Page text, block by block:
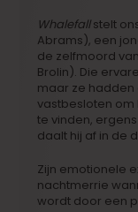
Whalefallstelt
Abrams), een
de zelfmoord
Brolin). Die
maar ze hadden
vastbesloten om
te vinden,
daalt hij af in de
Zijn emotionele
nachtmerrie
wordt door een